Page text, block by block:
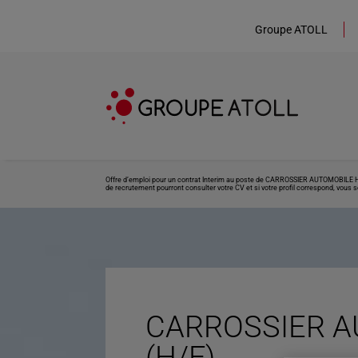
Groupe ATOLL
Offre d’emploi pour un contrat Interim au poste de CARROSSIER
de recrutement pourront consulter votre CV et si votre profil correspond, vous
CARROSSIER